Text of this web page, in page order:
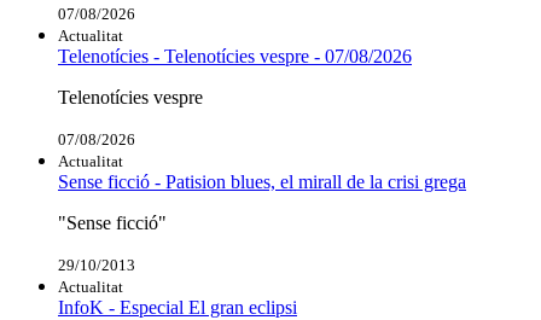
07/08/2026
Actualitat
Telenotícies - Telenotícies vespre - 07/08/2026
Telenotícies vespre
07/08/2026
Actualitat
Sense ficció - Patision blues, el mirall de la crisi grega
"Sense ficció"
29/10/2013
Actualitat
InfoK - Especial El gran eclipsi